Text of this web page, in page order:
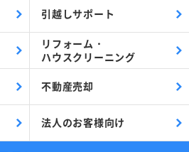
引越しサポート
リフォーム・
ハウスクリーニング
不動産売却
法人のお客様向け